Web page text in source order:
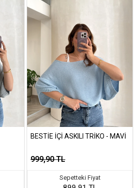
BESTIE İÇI ASKILI TRIKO - MAVI
999,90 TL
Sepetteki Fiyat